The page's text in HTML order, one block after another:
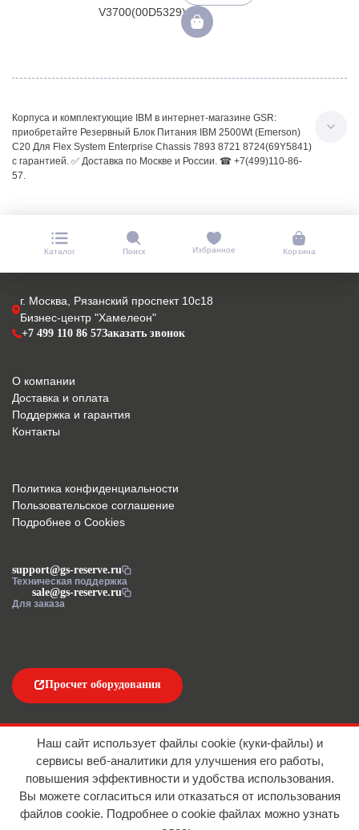
Корпуса и комплектующие IBM в интернет-магазине GSR:
приобретайте Резервный Блок Питания IBM 2500Wt (Emerson)
C20 Для Flex System Enterprise Chassis 7893 8721 8724(69Y5841)
с гарантией. ✅ Доставка по Москве и России. ☎ +7(499)110-86-
57.
Каталог Поиск Избранное Корзина
г. Москва, Рязанский проспект 10с18
Бизнес-центр "Хамелеон"
+7 499 110 86 57Заказать звонок
support@gs-reserve.ru
Техническая поддержка
sale@gs-reserve.ru
Для заказа
О компании
Доставка и оплата
Поддержка и гарантия
Контакты
Просчет оборудования
Политика конфиденциальности
Пользовательское соглашение
Подробнее о Cookies
Наш сайт использует файлы cookie (куки-файлы) и
сервисы веб-аналитики для улучшения его работы,
повышения эффективности и удобства использования.
Вы можете согласиться или отказаться от использования
файлов сookie. Подробнее о cookie файлах можно узнать